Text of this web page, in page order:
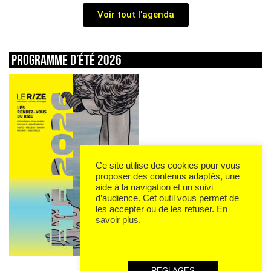
Voir tout l'agenda
Programme d’été 2026
Ce site utilise des cookies pour vous
proposer des contenus adaptés, une
aide à la navigation et un suivi
d’audience. Cet outil vous permet de
les accepter ou de les refuser. En
savoir plus.